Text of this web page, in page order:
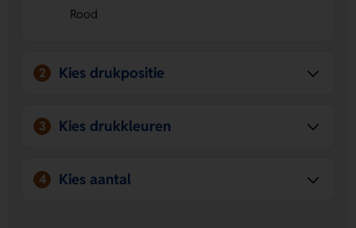
te nemen.
campagne.
Rood
2 Kies drukpositie
3 Kies drukkleuren
4 Kies aantal